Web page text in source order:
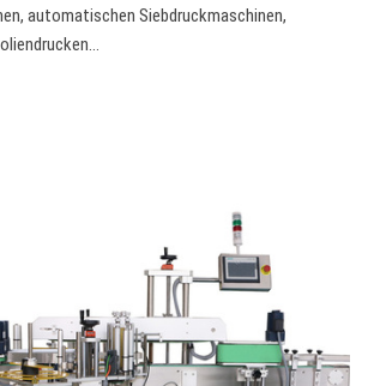
automatischen Siebdruckmaschinen,